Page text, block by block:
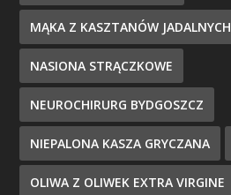
MĄKA Z KASZTANÓW JADALNYCH
NASIONA STRĄCZKOWE
NEUROCHIRURG BYDGOSZCZ
NIEPALONA KASZA GRYCZANA
OLIWA Z OLIWEK EXTRA VIRGINE